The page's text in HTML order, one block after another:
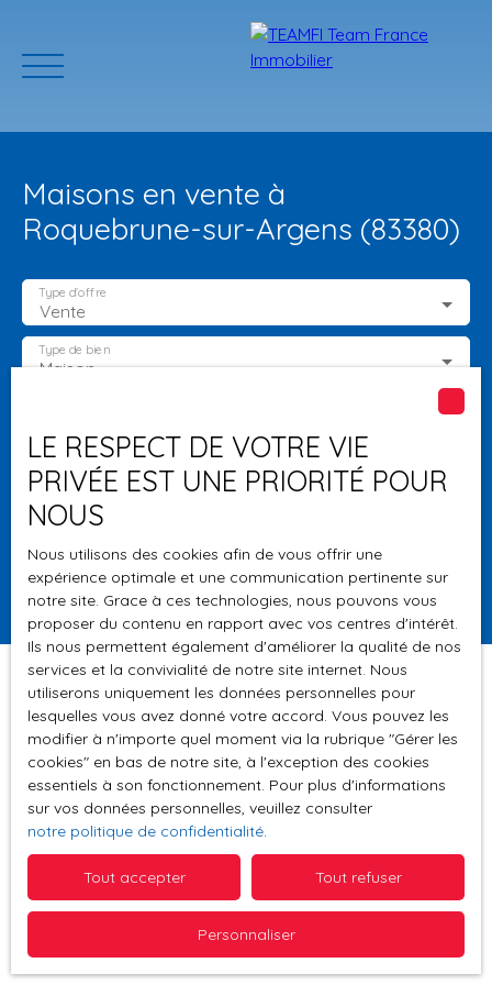
ACCUEIL PROGRAMMES
Estimation
Maisons en vente à
Roquebrune-sur-Argens (83380)
Vente
Type d'offre
Maison
Type de bien
Budget max (€)
Surface min (m²)
Rechercher
Pertinence
Trier par Créer une alerte
Aucun résultat
LE RESPECT DE VOTRE VIE
PRIVÉE EST UNE PRIORITÉ POUR
NOUS
Nous utilisons des cookies afin de vous offrir une
expérience optimale et une communication pertinente sur
notre site. Grace à ces technologies, nous pouvons vous
proposer du contenu en rapport avec vos centres d'intérêt.
Ils nous permettent également d'améliorer la qualité de nos
services et la convivialité de notre site internet. Nous
utiliserons uniquement les données personnelles pour
lesquelles vous avez donné votre accord. Vous pouvez les
modifier à n'importe quel moment via la rubrique ″Gérer les
cookies″ en bas de notre site, à l'exception des cookies
essentiels à son fonctionnement. Pour plus d'informations
sur vos données personnelles, veuillez consulter
notre politique de confidentialité.
Tout accepter Tout refuser
Personnaliser